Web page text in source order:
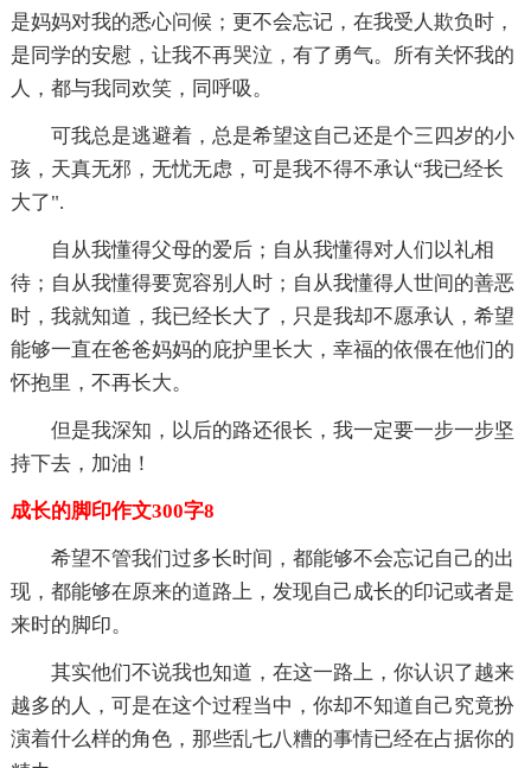
是妈妈对我的悉心问候；更不会忘记，在我受人欺负时，
是同学的安慰，让我不再哭泣，有了勇气。所有关怀我的
人，都与我同欢笑，同呼吸。
可我总是逃避着，总是希望这自己还是个三四岁的小
孩，天真无邪，无忧无虑，可是我不得不承认“我已经长
大了".
自从我懂得父母的爱后；自从我懂得对人们以礼相
待；自从我懂得要宽容别人时；自从我懂得人世间的善恶
时，我就知道，我已经长大了，只是我却不愿承认，希望
能够一直在爸爸妈妈的庇护里长大，幸福的依偎在他们的
怀抱里，不再长大。
但是我深知，以后的路还很长，我一定要一步一步坚
持下去，加油！
成长的脚印作文300字8
希望不管我们过多长时间，都能够不会忘记自己的出
现，都能够在原来的道路上，发现自己成长的印记或者是
来时的脚印。
其实他们不说我也知道，在这一路上，你认识了越来
越多的人，可是在这个过程当中，你却不知道自己究竟扮
演着什么样的角色，那些乱七八糟的事情已经在占据你的